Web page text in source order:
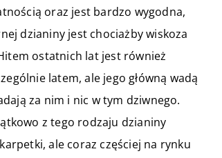
oraz jest bardzo wygodna,
dzianiny jest chociażby wiskoza
ostatnich lat jest również
latem, ale jego główną wadą
za nim i nic w tym dziwnego.
z tego rodzaju dzianiny
ale coraz częściej na rynku